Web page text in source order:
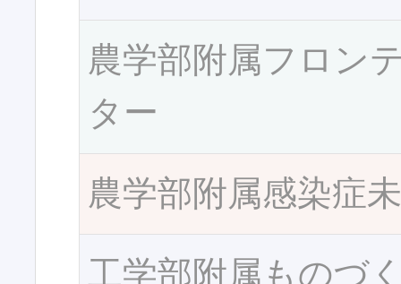
農学部附属フロン
ター
農学部附属感染症
工学部附属ものづ